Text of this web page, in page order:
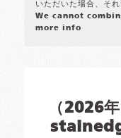
いただいた場合、そ
We cannot
more info
（2026